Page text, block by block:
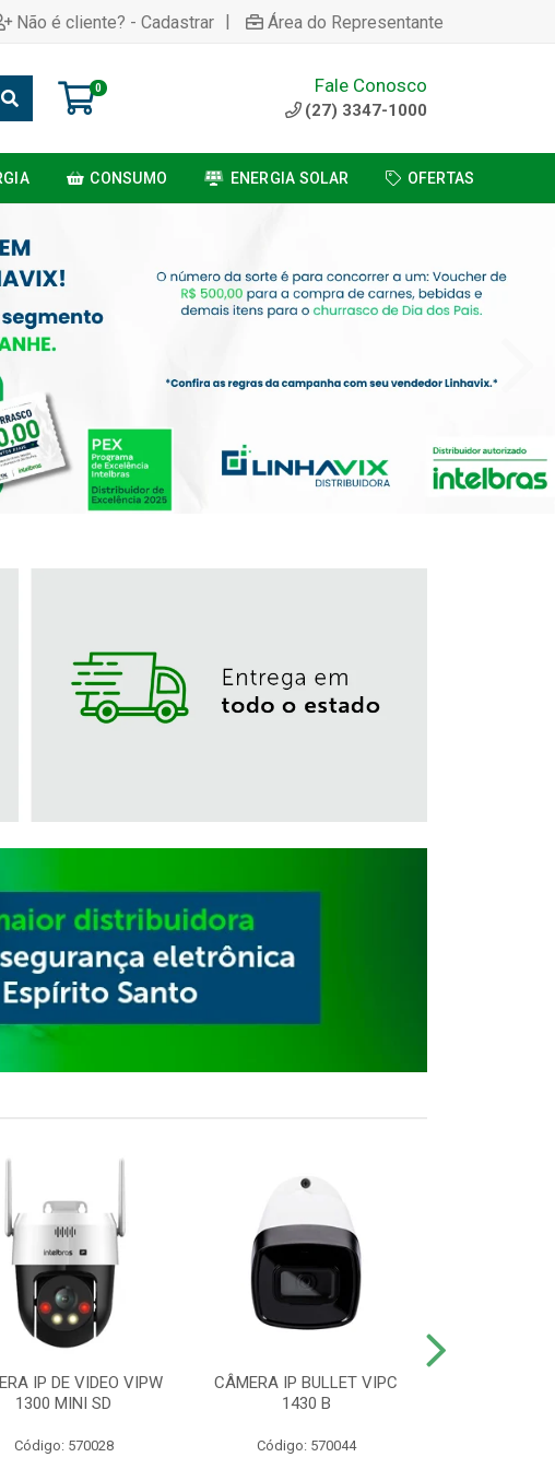
Não é cliente? - Cadastrar | Área do Representante
0 Fale Conosco
(27) 3347-1000
CONSUMO ENERGIA SOLAR OFERTAS
IP DE VIDEO VIPW
1300 MINI SD
Código: 570028
CÂMERA IP BULLET VIPC
1430 B
Código: 570044